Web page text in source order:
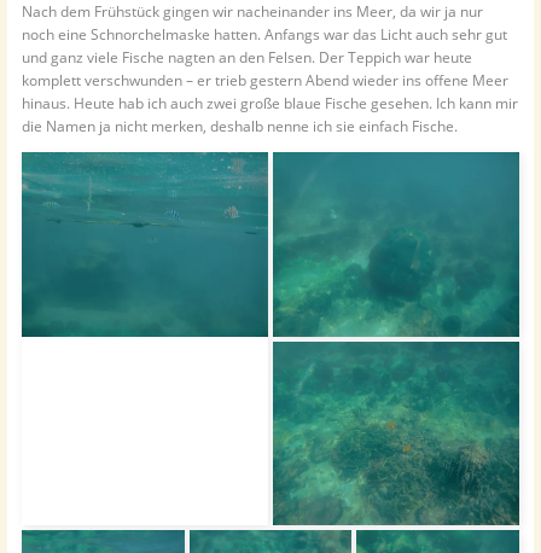
Nach dem Frühstück gingen wir nacheinander ins Meer, da wir ja nur
noch eine Schnorchelmaske hatten. Anfangs war das Licht auch sehr gut
und ganz viele Fische nagten an den Felsen. Der Teppich war heute
komplett verschwunden – er trieb gestern Abend wieder ins offene Meer
hinaus. Heute hab ich auch zwei große blaue Fische gesehen. Ich kann mir
die Namen ja nicht merken, deshalb nenne ich sie einfach Fische.